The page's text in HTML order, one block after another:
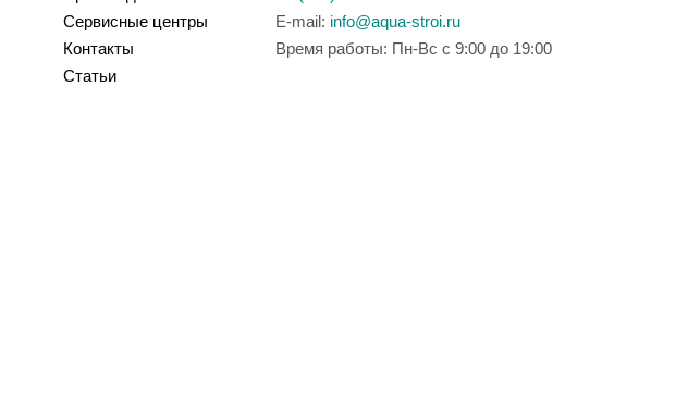
Сервисные центры
Контакты
Статьи
E-mail: info@aqua-stroi.ru
Время работы: Пн-Вс с 9:00 до 19:00